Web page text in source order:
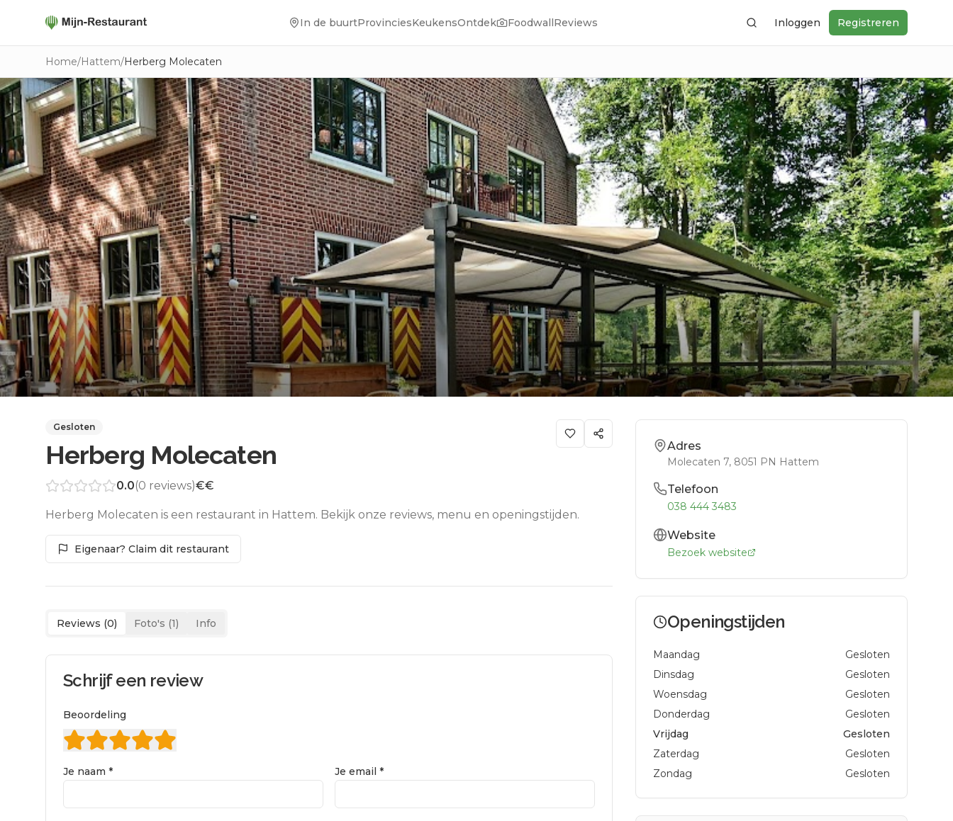
In de buurtProvinciesKeukensOntdek FoodwallReviews ZoekenInloggen Registreren
Home/Hattem/Herberg Molecaten
Gesloten
Herberg Molecaten
0.0(0 reviews)€€
Herberg Molecaten is een restaurant in Hattem. Bekijk onze reviews, menu en openingstijden.
Eigenaar? Claim dit restaurant
Reviews (0) Foto's (1) Info
Schrijf een review
Beoordeling
Je naam * Je email *
Adres
Molecaten 7, 8051 PN Hattem
Telefoon
038 444 3483
Website
Bezoek website
Openingstijden
Maandag
Gesloten
Dinsdag
Gesloten
Woensdag
Gesloten
Donderdag
Gesloten
Vrijdag
Gesloten
Zaterdag
Gesloten
Zondag
Gesloten